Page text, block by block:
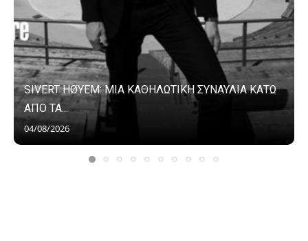
SIVERT HØYEM: ΜΙΑ ΚΑΘΗΛΩΤΙΚΗ ΣΥΝΑΥΛΙΑ ΚΑΤΩ
ΑΠΟ ΤΑ...
04/08/2026